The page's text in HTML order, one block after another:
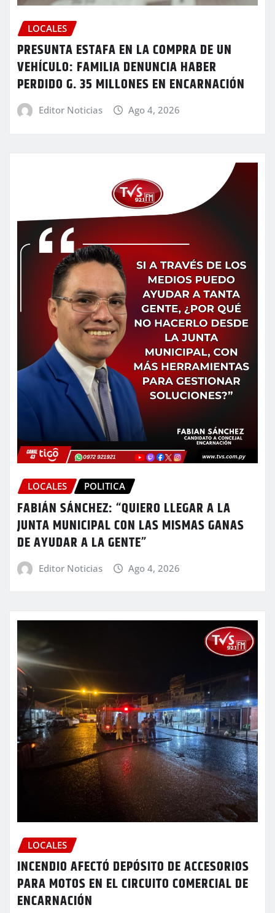
LOCALES
PRESUNTA ESTAFA EN LA COMPRA DE UN
VEHÍCULO: FAMILIA DENUNCIA HABER
PERDIDO G. 35 MILLONES EN ENCARNACIÓN
Editor Noticias Ago 4, 2026
LOCALES POLITICA
FABIÁN SÁNCHEZ: “QUIERO LLEGAR A LA
JUNTA MUNICIPAL CON LAS MISMAS GANAS
DE AYUDAR A LA GENTE”
Editor Noticias Ago 4, 2026
LOCALES
INCENDIO AFECTÓ DEPÓSITO DE ACCESORIOS
PARA MOTOS EN EL CIRCUITO COMERCIAL DE
ENCARNACIÓN